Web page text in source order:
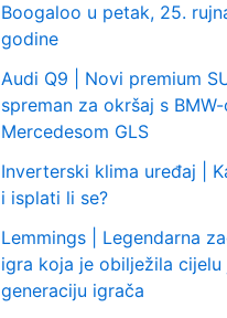
Boogaloo u petak, 25.
godine
Audi Q9 | Novi premium
spreman za okršaj s
Mercedesom GLS
Inverterski klima uređaj |
i isplati li se?
Lemmings | Legendarna
igra koja je obilježila cijelu
generaciju igrača